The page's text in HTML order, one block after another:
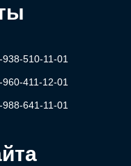
938-510-11-01
960-411-12-01
988-641-11-01